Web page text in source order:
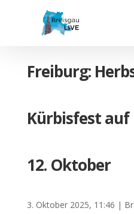
Freiburg:
Kürbisfest
12. Oktober
3. Oktober 2025, 11:46 |